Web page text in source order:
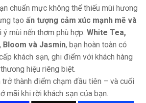
chuẩn mực không thể thiếu mùi hương
tạo ấn tượng cảm xúc mạnh mẽ và
ý mùi nến thơm phù hợp: White Tea,
và Jasmin, bạn hoàn toàn có
khách sạn, ghi điểm với khách hàng
hiệu riêng biệt.
thành điểm chạm đầu tiên – và cuối
mãi khi rời khách sạn của bạn.